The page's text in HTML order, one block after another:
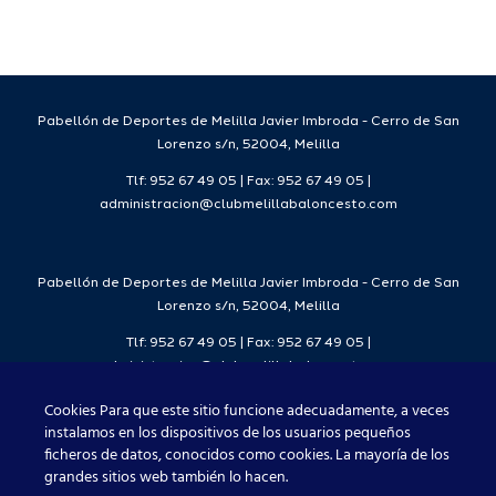
2026/27
Pabellón de Deportes de Melilla Javier Imbroda - Cerro de San
Lorenzo s/n, 52004, Melilla
Tlf: 952 67 49 05 | Fax: 952 67 49 05 |
administracion@clubmelillabaloncesto.com
Pabellón de Deportes de Melilla Javier Imbroda - Cerro de San
Lorenzo s/n, 52004, Melilla
Tlf: 952 67 49 05 | Fax: 952 67 49 05 |
administracion@clubmelillabaloncesto.com
Club Melilla Baloncesto 2021
Cookies Para que este sitio funcione adecuadamente, a veces
instalamos en los dispositivos de los usuarios pequeños
ficheros de datos, conocidos como cookies. La mayoría de los
grandes sitios web también lo hacen.